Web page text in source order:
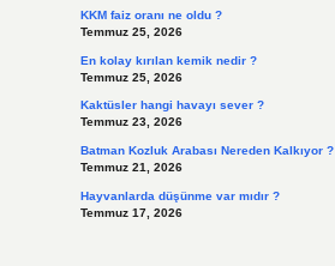
KKM faiz oranı ne oldu ?
Temmuz 25, 2026
En kolay kırılan kemik nedir ?
Temmuz 25, 2026
Kaktüsler hangi havayı sever ?
Temmuz 23, 2026
Batman Kozluk Arabası Nereden Kalkıyor ?
Temmuz 21, 2026
Hayvanlarda düşünme var mıdır ?
Temmuz 17, 2026